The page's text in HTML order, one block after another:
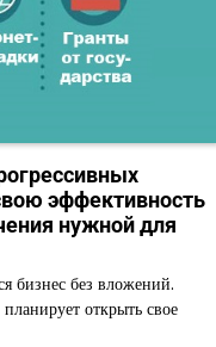
эффективность
нужной для
бизнес без вложений.
открыть свое